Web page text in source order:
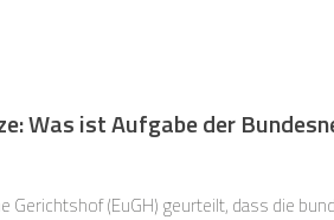
Was ist Aufgabe der
Gerichtshof (EuGH) geurteilt, dass die